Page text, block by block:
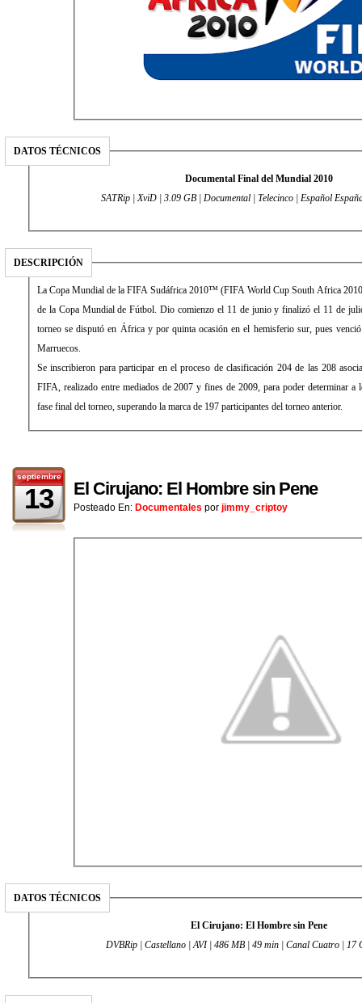
DATOS TÉCNICOS
Documental Final del Mundial 2010
SATRip | XviD | 3.09 GB | Documental | Telecinco | Español
DESCRIPCIÓN
La Copa Mundial de la FIFA Sudáfrica 2010™ (FIFA World Cup South Africa
de la Copa Mundial de Fútbol. Dio comienzo el 11 de junio y finalizó el 11 de
torneo se disputó en África y por quinta ocasión en el hemisferio sur, pues
Marruecos.
Se inscribieron para participar en el proceso de clasificación 204 de las 208
FIFA, realizado entre mediados de 2007 y fines de 2009, para poder determinar a
fase final del torneo, superando la marca de 197 participantes del torneo anterior.
septiembre
13 El Cirujano: El Hombre sin Pene
Posteado En: Documentales por jimmy_criptoy
DATOS TÉCNICOS
El Cirujano: El Hombre sin Pene
DVBRip | Castellano | AVI | 486 MB | 49 min | Canal Cuatro | 17